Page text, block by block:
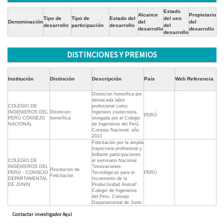
Denominación
Tipo de
desarrollo
Tipo de
participación
Estado del
desarrollo
Alcance
del
desarrollo
Estado
del uso
del
desarrollo
Propietario
del
desarrollo
DISTINCIONES Y PREMIOS
Institución Distinción Descripción País Web Referencia
COLEGIO DE
INGENIEROS DEL
PERÚ CONSEJO
NACIONAL
Distincion
honorífica
Distincion honorifica por
destacada labor
profesional como
Ingeniero zootecnista.
otorgada por el Colegio
de Ingenieros del Perú.
Consejo Nacional. año
2013
PERÚ
COLEGIO DE
INGENIEROS DEL
PERÚ - CONSEJO
DEPARTAMENTAL
DE JUNÍN
Resolucion de
Felicitacion
Felicitación por la amplia
trayectoria profesional y
brillante participacionen
el seminario Nacional
"Innovaciones
Tecnológicas para el
Incremento de la
Productividad Animal".
Colegio de Ingenieros
del Peru. Consejo
Departamental de Junin.
PERÚ
Contactar investigador Aquí